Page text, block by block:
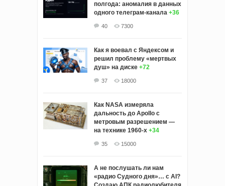
полгода: аномалия в данных
одного телеграм-канала +36
40 7300
Как я воевал с Яндексом и
решил проблему «мертвых
душ» на диске +72
37 18000
Как NASA измеряла
дальность до Apollo с
метровым разрешением —
на технике 1960-х +34
35 15000
А не послушать ли нам
«радио Судного дня»… с AI?